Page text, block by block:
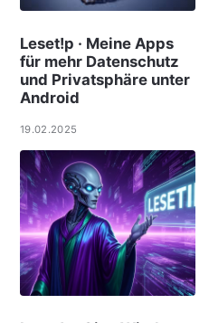
Leset!p · Meine Apps
für mehr Datenschutz
und Privatsphäre unter
Android
19.02.2025